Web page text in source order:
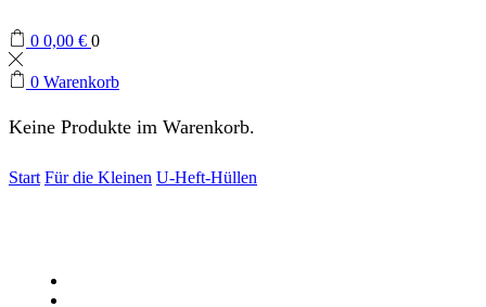
0 0,00 € 0
0 Warenkorb
Keine Produkte im Warenkorb.
Start Für die Kleinen U-Heft-Hüllen